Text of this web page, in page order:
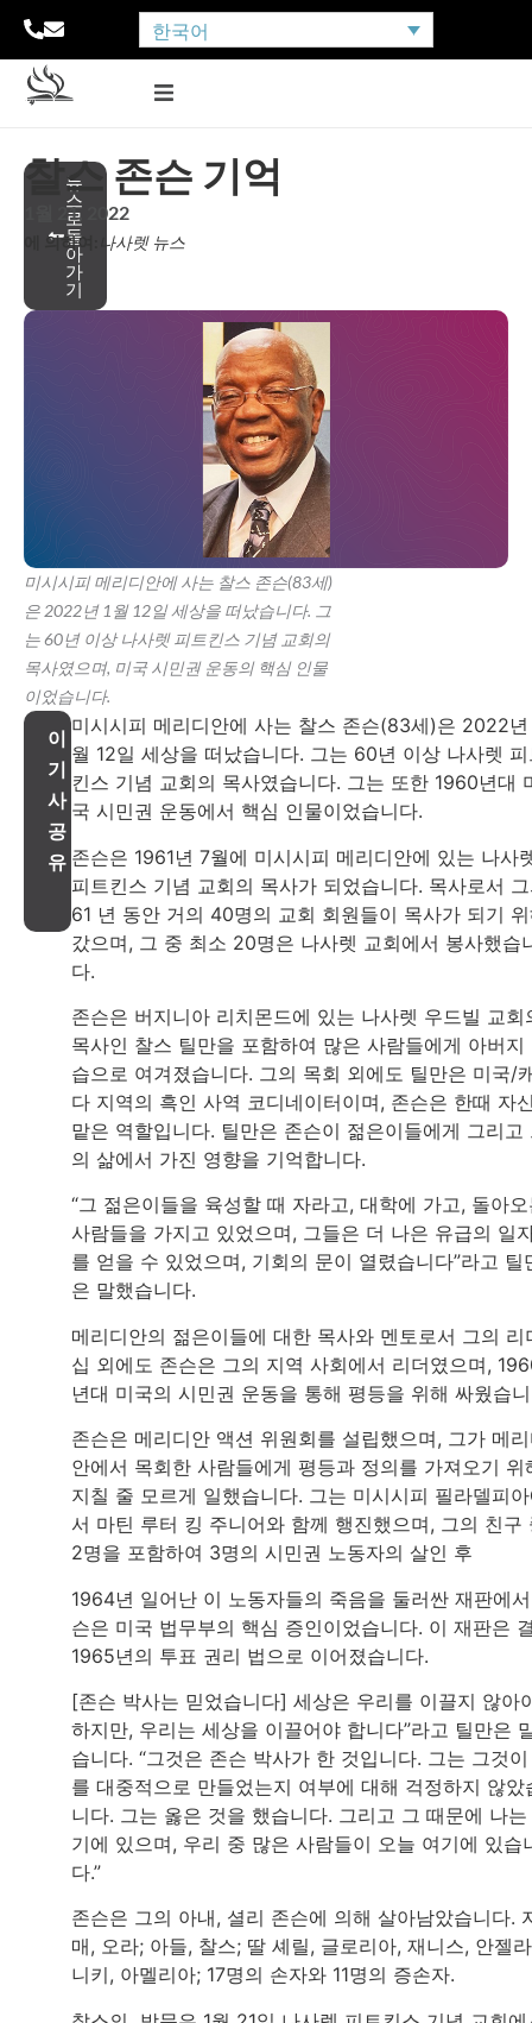
한국어
뉴
스
로
돌
아
가
기
찰스 존슨 기억
1월 21, 2022
에 의하여: 나사렛 뉴스
미시시피 메리디안에 사는 찰스 존슨(83세)
은 2022년 1월 12일 세상을 떠났습니다. 그
는 60년 이상 나사렛 피트킨스 기념 교회의
목사였으며, 미국 시민권 운동의 핵심 인물
이었습니다.
이
기
사
공
유
미시시피 메리디안에 사는 찰스 존슨(83세)은 2022년
월 12일 세상을 떠났습니다. 그는 60년 이상 나사렛
킨스 기념 교회의 목사였습니다. 그는 또한 1960년대
국 시민권 운동에서 핵심 인물이었습니다.
존슨은 1961년 7월에 미시시피 메리디안에 있는 나사
피트킨스 기념 교회의 목사가 되었습니다. 목사로서
61 년 동안 거의 40명의 교회 회원들이 목사가 되기
갔으며, 그 중 최소 20명은 나사렛 교회에서 봉사했습
다.
존슨은 버지니아 리치몬드에 있는 나사렛 우드빌 교회
목사인 찰스 틸만을 포함하여 많은 사람들에게 아버지
습으로 여겨졌습니다. 그의 목회 외에도 틸만은 미국/
다 지역의 흑인 사역 코디네이터이며, 존슨은 한때 자
맡은 역할입니다. 틸만은 존슨이 젊은이들에게 그리고
의 삶에서 가진 영향을 기억합니다.
“그 젊은이들을 육성할 때 자라고, 대학에 가고, 돌아
사람들을 가지고 있었으며, 그들은 더 나은 유급의 일
를 얻을 수 있었으며, 기회의 문이 열렸습니다”라고 틸
은 말했습니다.
메리디안의 젊은이들에 대한 목사와 멘토로서 그의 리
십 외에도 존슨은 그의 지역 사회에서 리더였으며,
년대 미국의 시민권 운동을 통해 평등을 위해 싸웠습
존슨은 메리디안 액션 위원회를 설립했으며, 그가 메
안에서 목회한 사람들에게 평등과 정의를 가져오기 위
지칠 줄 모르게 일했습니다. 그는 미시시피 필라델피
서 마틴 루터 킹 주니어와 함께 행진했으며, 그의 친구
2명을 포함하여 3명의 시민권 노동자의 살인 후
1964년 일어난 이 노동자들의 죽음을 둘러싼 재판에
슨은 미국 법무부의 핵심 증인이었습니다. 이 재판은
1965년의 투표 권리 법으로 이어졌습니다.
[존슨 박사는 믿었습니다] 세상은 우리를 이끌지 않아
하지만, 우리는 세상을 이끌어야 합니다”라고 틸만은
습니다. “그것은 존슨 박사가 한 것입니다. 그는 그것
를 대중적으로 만들었는지 여부에 대해 걱정하지 않았
니다. 그는 옳은 것을 했습니다. 그리고 그 때문에 나는
기에 있으며, 우리 중 많은 사람들이 오늘 여기에 있습
다.”
존슨은 그의 아내, 셜리 존슨에 의해 살아남았습니다.
매, 오라; 아들, 찰스; 딸 셰릴, 글로리아, 재니스, 안젤
니키, 아멜리아; 17명의 손자와 11명의 증손자.